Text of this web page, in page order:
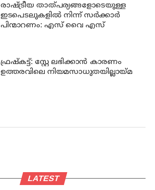
രാഷ്ട്രീയ താത്പര്യങ്ങളോടെയുള്ള
ഇടപെടലുകളില്‍ നിന്ന് സര്‍ക്കാര്‍
പിന്മാറണം: എസ് വൈ എസ്
ഫ്രഷ്‌കട്ട്: സ്റ്റേ ലഭിക്കാന്‍ കാരണം
ഉത്തരവിലെ നിയമസാധുതയില്ലായ്മ
LATEST